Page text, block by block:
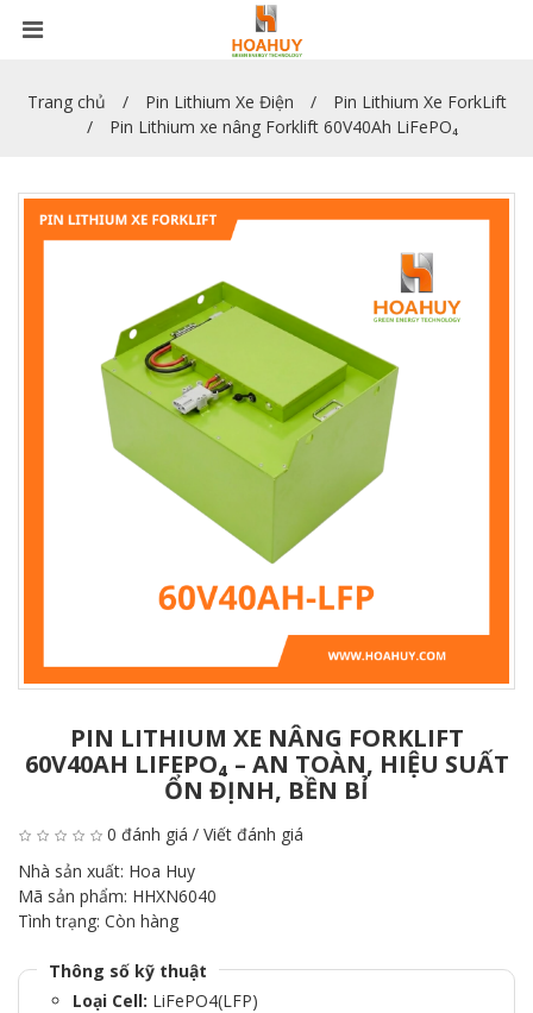
Trang chủ Pin Lithium Xe Điện
Pin Lithium Xe ForkLift
Pin Lithium xe nâng Forklift 60V40Ah LiFePO₄
PIN LITHIUM XE NÂNG FORKLIFT
60V40AH LIFEPO₄ – AN TOÀN, HIỆU SUẤT
ỔN ĐỊNH, BỀN BỈ
0 đánh giá / Viết đánh giá
Nhà sản xuất: Hoa Huy
Mã sản phẩm: HHXN6040
Tình trạng: Còn hàng
Thông số kỹ thuật
Loại Cell: LiFePO4(LFP)